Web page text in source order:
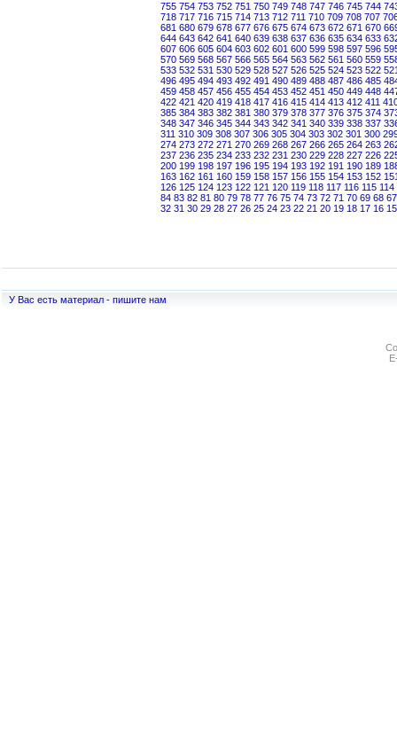
755 754 753 752 751 750 749 748 747 746 745 744
718 717 716 715 714 713 712 711 710 709 708 707
681 680 679 678 677 676 675 674 673 672 671 670
644 643 642 641 640 639 638 637 636 635 634 633
607 606 605 604 603 602 601 600 599 598 597 596
570 569 568 567 566 565 564 563 562 561 560 559
533 532 531 530 529 528 527 526 525 524 523 522
496 495 494 493 492 491 490 489 488 487 486 485
459 458 457 456 455 454 453 452 451 450 449 448
422 421 420 419 418 417 416 415 414 413 412 411
385 384 383 382 381 380 379 378 377 376 375 374
348 347 346 345 344 343 342 341 340 339 338 337
311 310 309 308 307 306 305 304 303 302 301 300
274 273 272 271 270 269 268 267 266 265 264 263
237 236 235 234 233 232 231 230 229 228 227 226
200 199 198 197 196 195 194 193 192 191 190 189
163 162 161 160 159 158 157 156 155 154 153 152
126 125 124 123 122 121 120 119 118 117 116 115 114
84 83 82 81 80 79 78 77 76 75 74 73 72 71 70 69 68 67
32 31 30 29 28 27 26 25 24 23 22 21 20 19 18 17 16 15
У Вас есть материал - пишите нам